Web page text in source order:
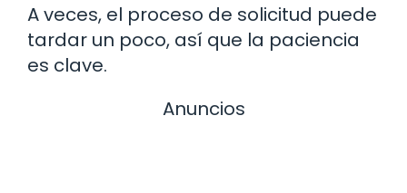
A veces, el proceso de solicitud puede
tardar un poco, así que la paciencia
es clave.
Anuncios